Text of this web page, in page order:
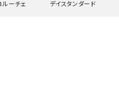
ルーチェ デイスタンダード